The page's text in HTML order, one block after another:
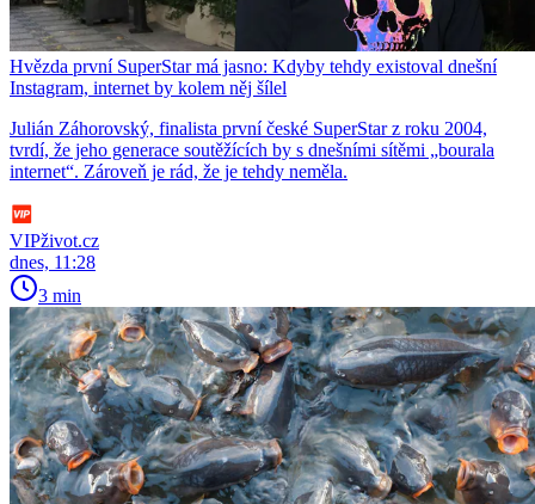
Hvězda první SuperStar má jasno: Kdyby tehdy existoval dnešní
Instagram, internet by kolem něj šílel
Julián Záhorovský, finalista první české SuperStar z roku 2004,
tvrdí, že jeho generace soutěžících by s dnešními sítěmi „bourala
internet“. Zároveň je rád, že je tehdy neměla.
VIPživot.cz
dnes, 11:28
3 min